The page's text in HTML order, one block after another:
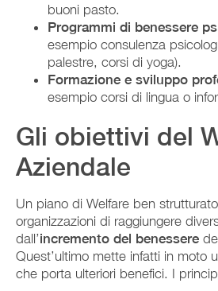
buoni pasto.
Programmi di benessere
esempio consulenza
palestre, corsi di yoga).
Formazione e sviluppo
esempio corsi di lingua o
Gli obiettivi del
Aziendale
Un piano di Welfare ben
organizzazioni di raggiungere
dall’incremento del benessere
Quest’ultimo mette infatti in moto
che porta ulteriori benefici. I